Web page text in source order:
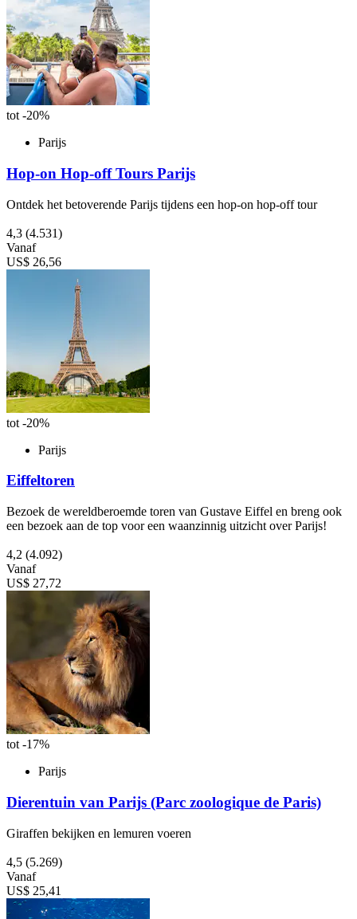
tot -20%
Parijs
Hop-on Hop-off Tours Parijs
Ontdek het betoverende Parijs tijdens een hop-on hop-off tour
4,3 (4.531)
Vanaf
US$ 26,56
tot -20%
Parijs
Eiffeltoren
Bezoek de wereldberoemde toren van Gustave Eiffel en breng ook
een bezoek aan de top voor een waanzinnig uitzicht over Parijs!
4,2 (4.092)
Vanaf
US$ 27,72
tot -17%
Parijs
Dierentuin van Parijs (Parc zoologique de Paris)
Giraffen bekijken en lemuren voeren
4,5 (5.269)
Vanaf
US$ 25,41